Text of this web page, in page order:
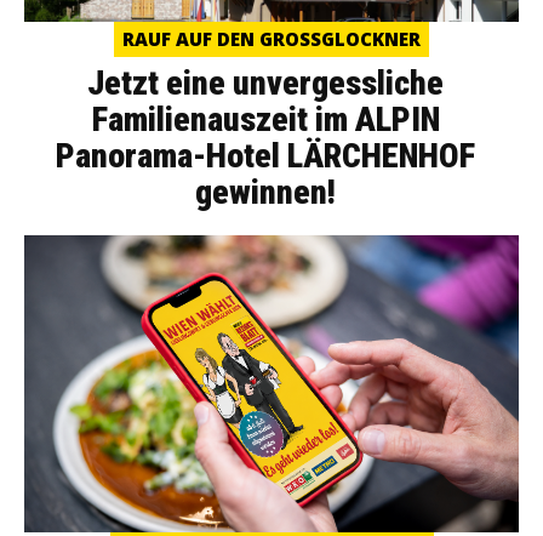
RAUF AUF DEN GROSSGLOCKNER
Jetzt eine unvergessliche
Familienauszeit im ALPIN
Panorama-Hotel LÄRCHENHOF
gewinnen!